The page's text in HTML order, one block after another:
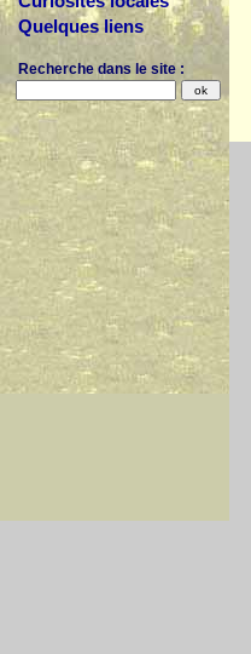
Quelques liens
Recherche dans le site :